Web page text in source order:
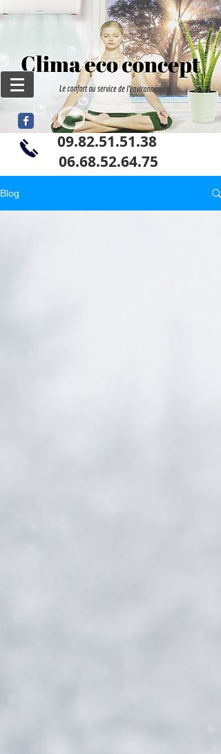
09.82.51.51.38
06.68.52.64.75
Blog